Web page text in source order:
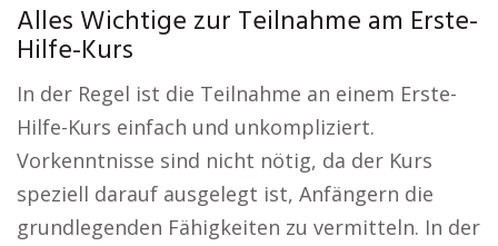
Alles Wichtige zur Teilnahme am Erste-
Hilfe-Kurs
In der Regel ist die Teilnahme an einem Erste-
Hilfe-Kurs einfach und unkompliziert.
Vorkenntnisse sind nicht nötig, da der Kurs
speziell darauf ausgelegt ist, Anfängern die
grundlegenden Fähigkeiten zu vermitteln. In der